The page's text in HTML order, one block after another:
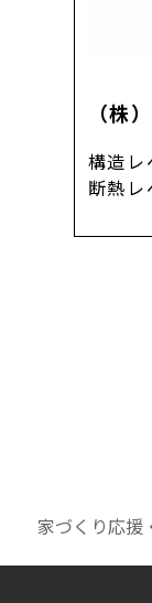
（株
構造レ
断熱レ
家づくり応援